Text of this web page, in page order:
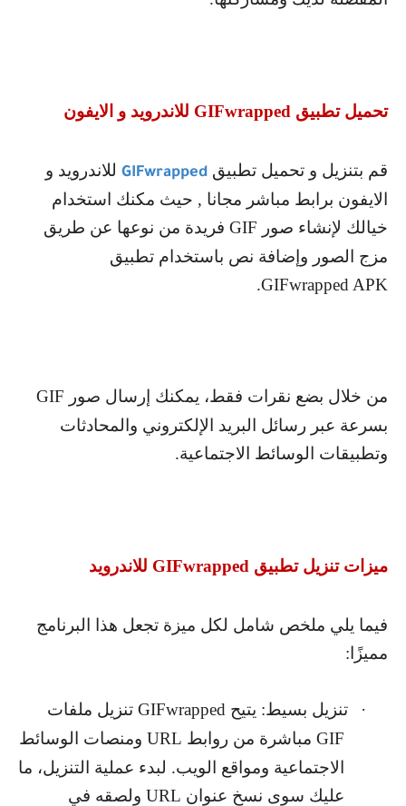
تحميل تطبيق GIFwrapped للاندرويد و الايفون
قم بتنزيل و تحميل تطبيق GIFwrapped للاندرويد و
الايفون برابط مباشر مجانا , حيث مكنك استخدام
خيالك لإنشاء صور GIF فريدة من نوعها عن طريق
مزج الصور وإضافة نص باستخدام تطبيق
GIFwrapped APK
.
من خلال بضع نقرات فقط، يمكنك إرسال صور GIF
بسرعة عبر رسائل البريد الإلكتروني والمحادثات
وتطبيقات الوسائط الاجتماعية.
ميزات تنزيل تطبيق GIFwrapped للاندرويد
فيما يلي ملخص شامل لكل ميزة تجعل هذا البرنامج
مميزًا:
· تنزيل بسيط: يتيح GIFwrapped تنزيل ملفات
GIF مباشرة من روابط URL ومنصات الوسائط
الاجتماعية ومواقع الويب. لبدء عملية التنزيل، ما
عليك سوى نسخ عنوان URL ولصقه في